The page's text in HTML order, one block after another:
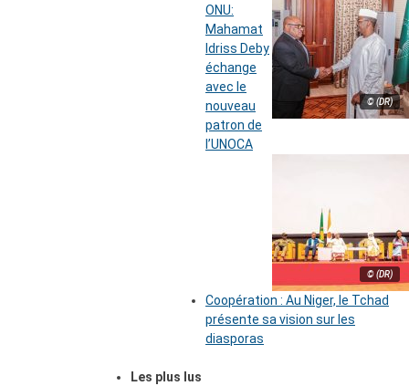
© (DR)
ONU:
Mahamat
Idriss Deby
échange
avec le
nouveau
patron de
l’UNOCA
© (DR)
Coopération : Au Niger, le Tchad
présente sa vision sur les
diasporas
Les plus lus